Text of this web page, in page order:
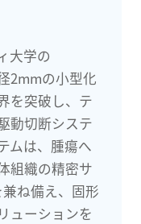
大学の
2mmの小型化
を突破し、テ
動切断システ
ムは、腫瘍へ
組織の精密サ
ね備え、固形
ューションを